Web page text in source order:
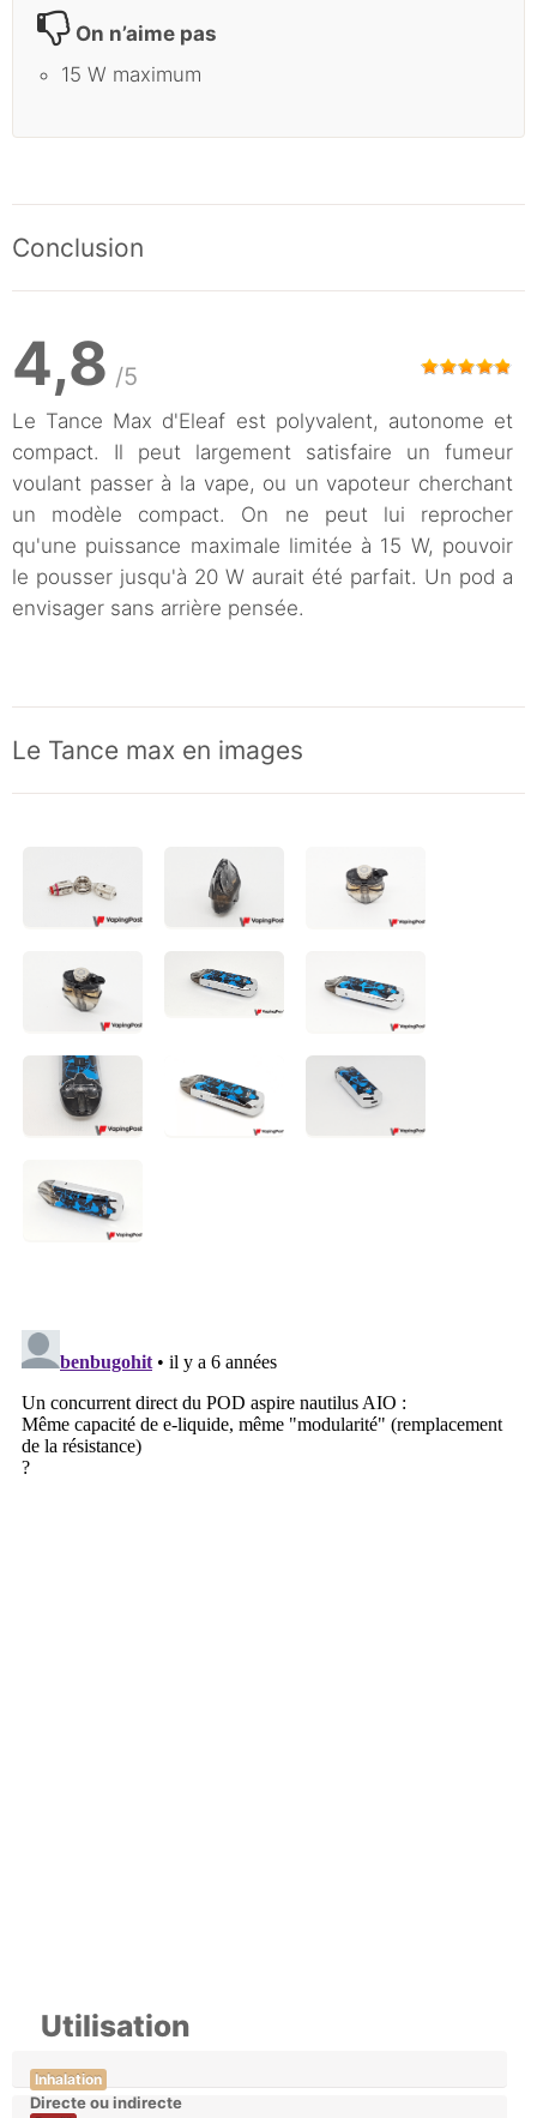
On n’aime pas
15 W maximum
Conclusion
4,8 /5
Le Tance Max d'Eleaf est polyvalent, autonome et
compact. Il peut largement satisfaire un fumeur
voulant passer à la vape, ou un vapoteur cherchant
un modèle compact. On ne peut lui reprocher
qu'une puissance maximale limitée à 15 W, pouvoir
le pousser jusqu'à 20 W aurait été parfait. Un pod a
envisager sans arrière pensée.
Le Tance max en images
Utilisation
Inhalation
Directe ou indirecte